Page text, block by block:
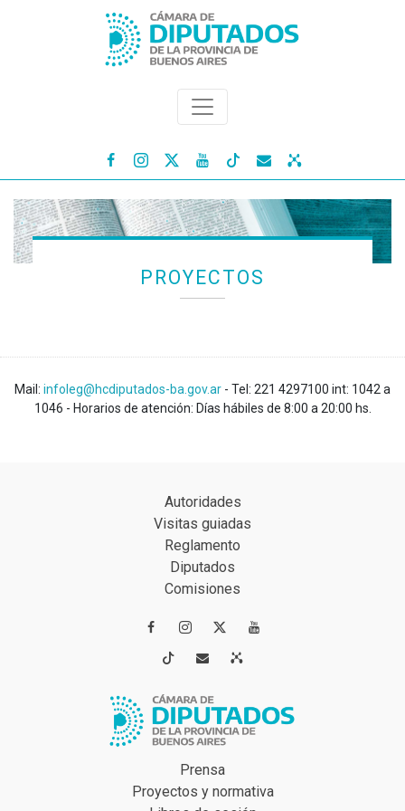
   
PROYECTOS
Mail: infoleg@hcdiputados-ba.gov.ar - Tel: 221 4297100 int: 1042 a
1046 - Horarios de atención: Días hábiles de 8:00 a 20:00 hs.
Autoridades
Visitas guiadas
Reglamento
Diputados
Comisiones
 
 
Prensa
Proyectos y normativa